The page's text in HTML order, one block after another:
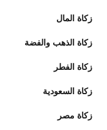
زكاة المال
زكاة الذهب والفضة
زكاة الفطر
زكاة السعودية
زكاة مصر